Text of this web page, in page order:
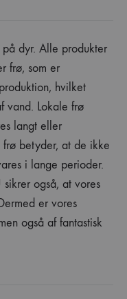
dyr. Alle produkter
frø, som er
hvilket
vand. Lokale frø
langt eller
betyder, at de ikke
i lange perioder.
også, at vores
er vores
også af fantastisk